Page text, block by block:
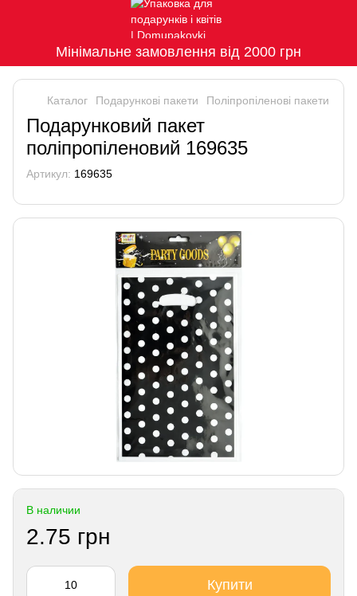
Мінімальне замовлення від 2000 грн
Каталог Подарункові пакети Поліпропіленові пакети
Подарунковий пакет
поліпропіленовий 169635
Артикул: 169635
В наличии
2.75 грн
Купити